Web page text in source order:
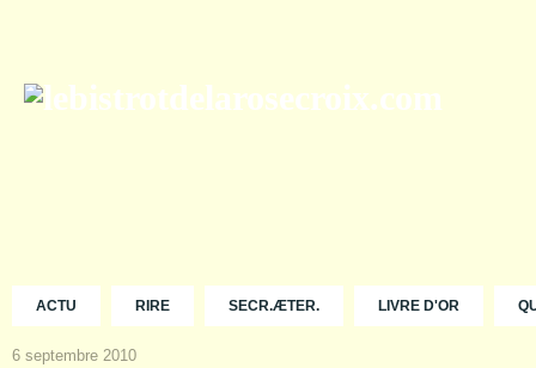
ACTU RIRE SECR.ÆTER. LIVRE D'OR
6 septembre 2010